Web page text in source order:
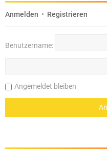
Anmelden • Registrieren
Benutzername:
Angemeldet bleiben